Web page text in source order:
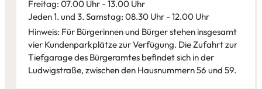
Leaflet|© Bundesamt für Kartographie und Geodäsie2026,Datenquellen
Freitag: 07.00 Uhr - 13.00 Uhr
Jeden 1. und 3. Samstag: 08.30 Uhr - 12.00 Uhr
Hinweis: Für Bürgerinnen und Bürger stehen insgesamt
vier Kundenparkplätze zur Verfügung. Die Zufahrt zur
Tiefgarage des Bürgeramtes befindet sich in der
Ludwigstraße, zwischen den Hausnummern 56 und 59.